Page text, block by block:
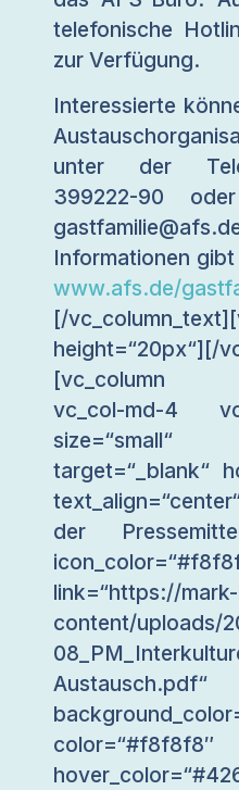
telefonische
zur Verfügung.
Interessierte
unter der
399222-90
Informationen
www.afs.de/
[/
height=“20px“][/
[vc_column
vc_col-md-4
target=“_blank“
der
link=“https://
content/uploads/
Austausch.pdf“
color=“#f8f8f8″